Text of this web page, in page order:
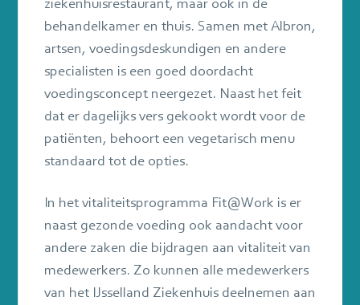
behandelkamer en thuis. Samen met Albron,
artsen, voedingsdeskundigen en andere
specialisten is een goed doordacht
voedingsconcept neergezet. Naast het feit
dat er dagelijks vers gekookt wordt voor de
patiënten, behoort een vegetarisch menu
standaard tot de opties.
In het vitaliteitsprogramma Fit@Work is er
naast gezonde voeding ook aandacht voor
andere zaken die bijdragen aan vitaliteit van
medewerkers. Zo kunnen alle medewerkers
van het IJsselland Ziekenhuis deelnemen aan